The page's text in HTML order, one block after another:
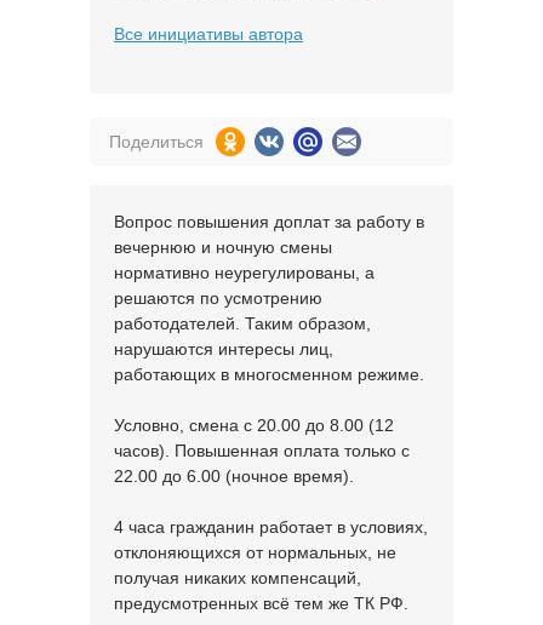
Все инициативы автора
Поделиться
Вопрос повышения доплат за работу в
вечернюю и ночную смены
нормативно неурегулированы, а
решаются по усмотрению
работодателей. Таким образом,
нарушаются интересы лиц,
работающих в многосменном режиме.
Условно, смена с 20.00 до 8.00 (12
часов). Повышенная оплата только с
22.00 до 6.00 (ночное время).
4 часа гражданин работает в условиях,
отклоняющихся от нормальных, не
получая никаких компенсаций,
предусмотренных всё тем же ТК РФ.